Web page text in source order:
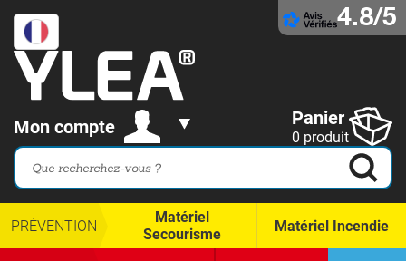
4.8/5
Mon compte Panier
0 produit
PRÉVENTION
Matériel
Secourisme
Matériel Incendie